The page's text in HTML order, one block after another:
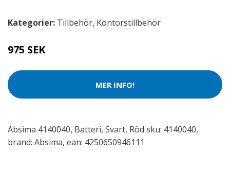
Kategorier: Tillbehör, Kontorstillbehör
975 SEK
MER INFO!
Absima 4140040, Batteri, Svart, Röd sku: 4140040,
brand: Absima, ean: 4250650946111